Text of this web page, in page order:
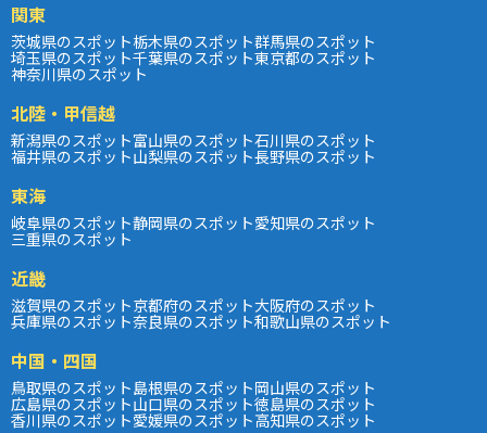
関東
茨城県のスポット栃木県のスポット群馬県のスポット
埼玉県のスポット千葉県のスポット東京都のスポット
神奈川県のスポット
北陸・甲信越
新潟県のスポット富山県のスポット石川県のスポット
福井県のスポット山梨県のスポット長野県のスポット
東海
岐阜県のスポット静岡県のスポット愛知県のスポット
三重県のスポット
近畿
滋賀県のスポット京都府のスポット大阪府のスポット
兵庫県のスポット奈良県のスポット和歌山県のスポット
中国・四国
鳥取県のスポット島根県のスポット岡山県のスポット
広島県のスポット山口県のスポット徳島県のスポット
香川県のスポット愛媛県のスポット高知県のスポット